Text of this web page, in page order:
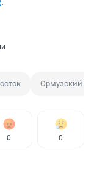
Ормузский
0 0